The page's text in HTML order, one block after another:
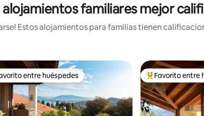
alojamientos familiares mejor
Estos alojamientos para familias tienen
entre huéspedes
entre huéspedes De los mejores
Favorito entre